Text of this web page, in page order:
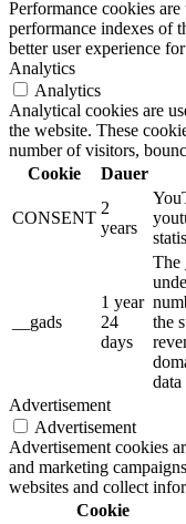
Performance cookies
performance indexes of
better user experience
Analytics
Analytics
Analytical cookies are
the website. These
number of visitors,
Cookie
Dauer
CONSENT
2
years
__gads
1 year
24
days
The
the
Advertisement
Advertisement
Advertisement cookies
and marketing
websites and collect
Cookie